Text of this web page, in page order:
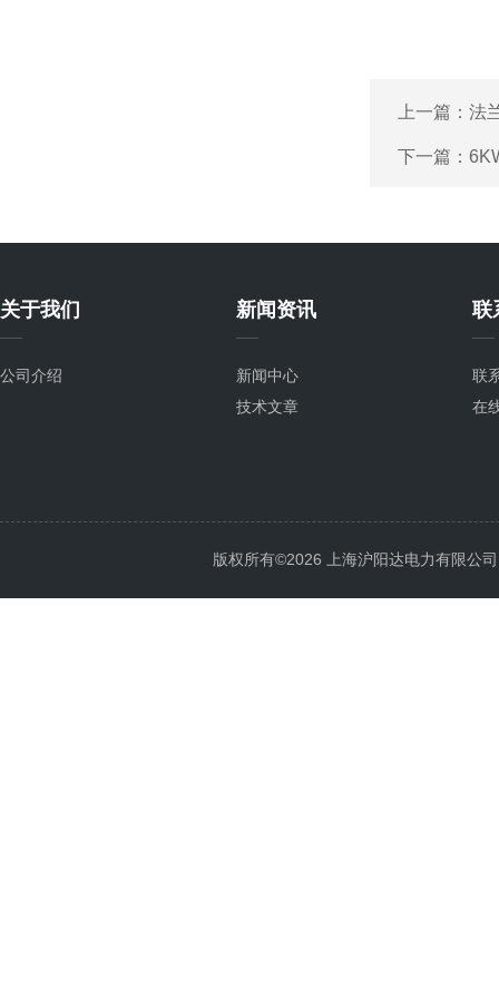
上一篇： 法
下一篇：
关于我们
公司介绍
新闻资讯
新闻中心
技术文章
联
联
在
版权所有©2026 上海沪阳达电力有限公